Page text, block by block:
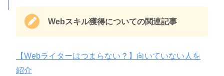
Webスキル獲得についての関連記事
【Webライターはつまらない？】向いていない人を
紹介